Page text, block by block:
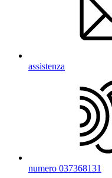
assistenza
numero 037368131